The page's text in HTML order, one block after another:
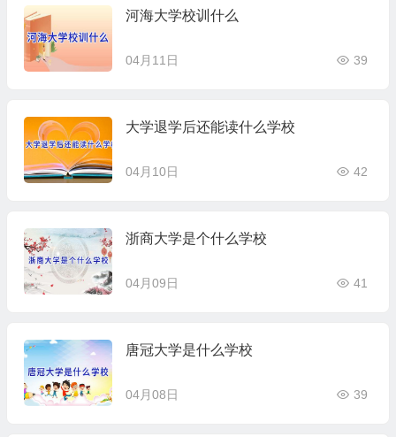
河海大学校训什么
04月11日 39
大学退学后还能读什么学校
04月10日 42
浙商大学是个什么学校
04月09日 41
唐冠大学是什么学校
04月08日 39